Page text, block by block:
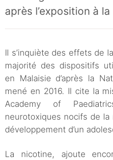
après l’exposition à la
Il s’inquiète des effets de
majorité des dispositifs
en Malaisie d’après la
mené en 2016. Il cite la
Academy of
neurotoxiques nocifs de
développement d’un
La nicotine, ajoute